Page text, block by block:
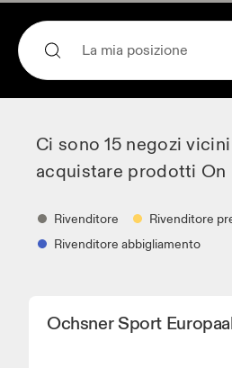
Ci sono 15 negozi
acquistare prodotti On
Rivenditore
Rivenditore
Rivenditore abbigliamento
Negozi di scarpe e partner che
Ochsner Sport